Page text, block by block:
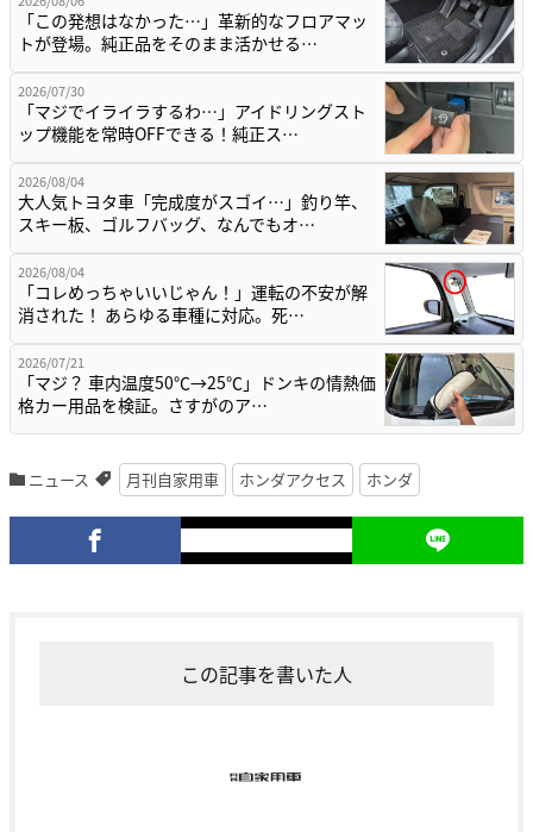
「この発想はなかった…」革新的なフロアマッ
トが登場。純正品をそのまま活かせる…
2026/07/30
「マジでイライラするわ…」アイドリングスト
ップ機能を常時OFFできる！純正ス…
2026/08/04
大人気トヨタ車「完成度がスゴイ…」釣り竿、
スキー板、ゴルフバッグ、なんでもオ…
2026/08/04
「コレめっちゃいいじゃん！」運転の不安が解
消された！ あらゆる車種に対応。死…
2026/07/21
「マジ？ 車内温度50℃→25℃」ドンキの情熱価
格カー用品を検証。さすがのア…
ニュース 月刊自家用車 ホンダアクセス ホンダ
この記事を書いた人